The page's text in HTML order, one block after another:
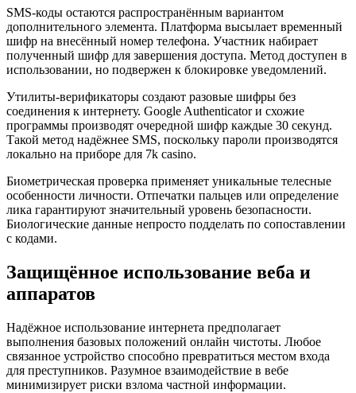
SMS-коды остаются распространённым вариантом
дополнительного элемента. Платформа высылает временный
шифр на внесённый номер телефона. Участник набирает
полученный шифр для завершения доступа. Метод доступен в
использовании, но подвержен к блокировке уведомлений.
Утилиты-верификаторы создают разовые шифры без
соединения к интернету. Google Authenticator и схожие
программы производят очередной шифр каждые 30 секунд.
Такой метод надёжнее SMS, поскольку пароли производятся
локально на приборе для 7k casino.
Биометрическая проверка применяет уникальные телесные
особенности личности. Отпечатки пальцев или определение
лика гарантируют значительный уровень безопасности.
Биологические данные непросто подделать по сопоставлении
с кодами.
Защищённое использование веба и
аппаратов
Надёжное использование интернета предполагает
выполнения базовых положений онлайн чистоты. Любое
связанное устройство способно превратиться местом входа
для преступников. Разумное взаимодействие в вебе
минимизирует риски взлома частной информации.